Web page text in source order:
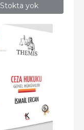
Stokta yok